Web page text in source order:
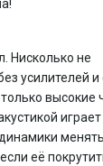
Нисколько не
усилителей и
высокие
играет
её